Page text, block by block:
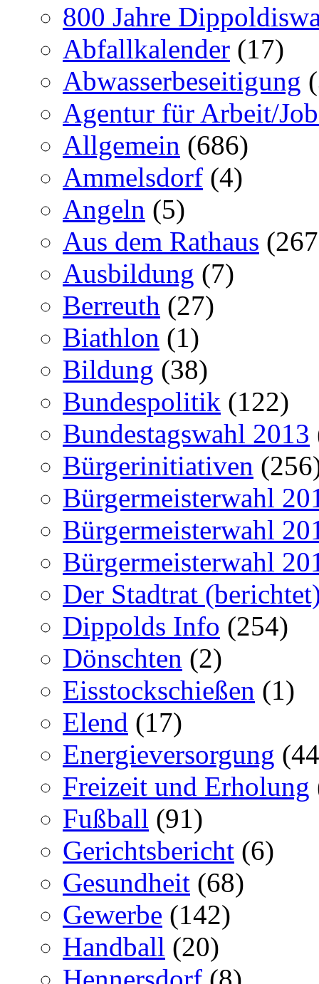
800 Jahre
Abfallkalender (17)
Abwasserbeseitigung
Agentur für Arbeit/
Allgemein (686)
Ammelsdorf (4)
Angeln (5)
Aus dem Rathaus
Ausbildung (7)
Berreuth (27)
Biathlon (1)
Bildung (38)
Bundespolitik (122)
Bundestagswahl 2013
Bürgerinitiativen
Bürgermeisterwahl
Bürgermeisterwahl
Bürgermeisterwahl
Der Stadtrat
Dippolds Info (254)
Dönschten (2)
Eisstockschießen (1)
Elend (17)
Energieversorgung
Freizeit und Erholung
Fußball (91)
Gerichtsbericht (6)
Gesundheit (68)
Gewerbe (142)
Handball (20)